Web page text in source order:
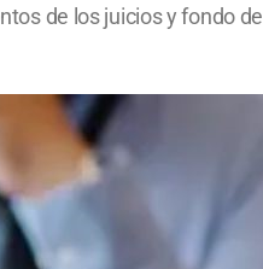
de los juicios y fondo